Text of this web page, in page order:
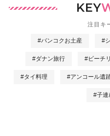
KEY
注目キ
#バンコクお土産 #
#ダナン旅行 #ビーチ
#タイ料理 #アンコール遺
#子連